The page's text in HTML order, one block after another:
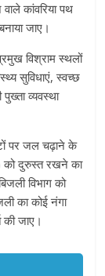
कांवरिया पथ
जाए।
विश्राम स्थलों
सुविधाएं, स्वच्छ
व्यवस्था
पर जल चढ़ाने के
को दुरुस्त रखने का
विभाग को
का कोई नंगा
की जाए।